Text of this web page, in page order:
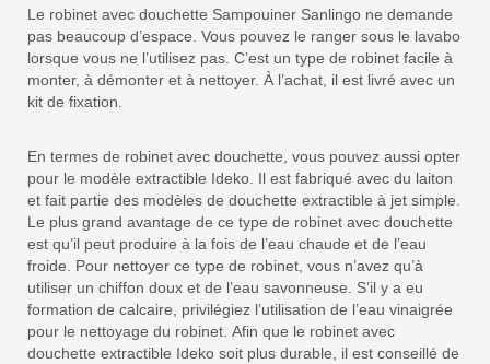
Le robinet avec douchette Sampouiner Sanlingo ne demande
pas beaucoup d’espace. Vous pouvez le ranger sous le lavabo
lorsque vous ne l’utilisez pas. C’est un type de robinet facile à
monter, à démonter et à nettoyer. À l’achat, il est livré avec un
kit de fixation.
En termes de robinet avec douchette, vous pouvez aussi opter
pour le modèle extractible Ideko. Il est fabriqué avec du laiton
et fait partie des modèles de douchette extractible à jet simple.
Le plus grand avantage de ce type de robinet avec douchette
est qu’il peut produire à la fois de l’eau chaude et de l’eau
froide. Pour nettoyer ce type de robinet, vous n’avez qu’à
utiliser un chiffon doux et de l’eau savonneuse. S’il y a eu
formation de calcaire, privilégiez l’utilisation de l’eau vinaigrée
pour le nettoyage du robinet. Afin que le robinet avec
douchette extractible Ideko soit plus durable, il est conseillé de